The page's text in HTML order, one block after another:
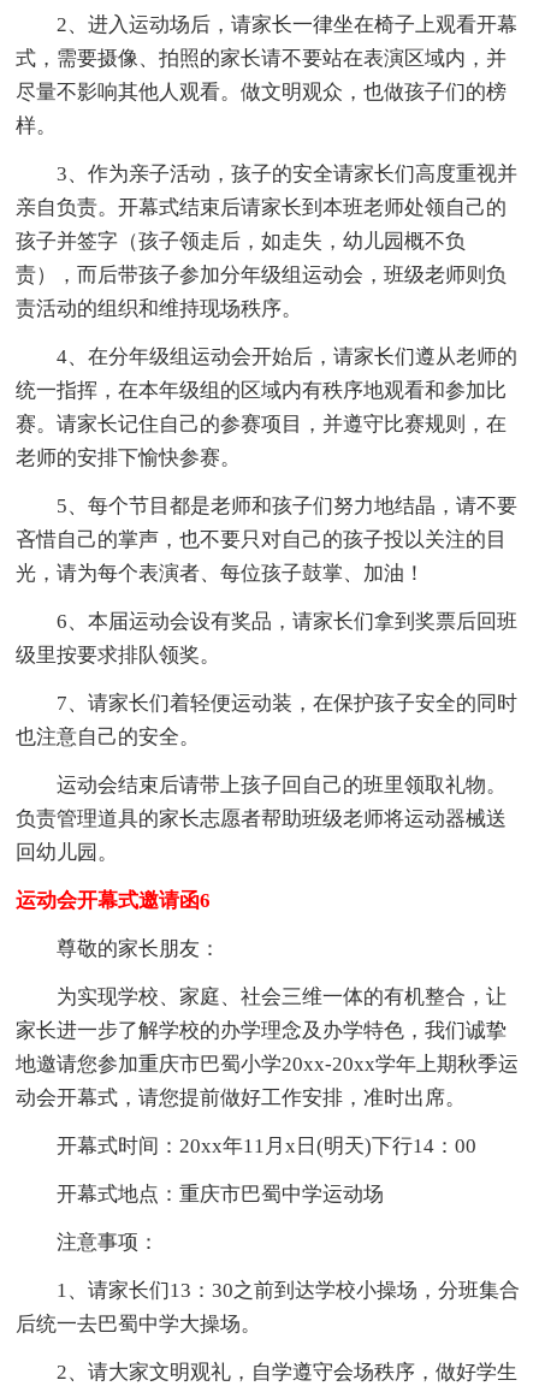
2、进入运动场后，请家长一律坐在椅子上观看开幕
式，需要摄像、拍照的家长请不要站在表演区域内，并
尽量不影响其他人观看。做文明观众，也做孩子们的榜
样。
3、作为亲子活动，孩子的安全请家长们高度重视并
亲自负责。开幕式结束后请家长到本班老师处领自己的
孩子并签字（孩子领走后，如走失，幼儿园概不负
责），而后带孩子参加分年级组运动会，班级老师则负
责活动的组织和维持现场秩序。
4、在分年级组运动会开始后，请家长们遵从老师的
统一指挥，在本年级组的区域内有秩序地观看和参加比
赛。请家长记住自己的参赛项目，并遵守比赛规则，在
老师的安排下愉快参赛。
5、每个节目都是老师和孩子们努力地结晶，请不要
吝惜自己的掌声，也不要只对自己的孩子投以关注的目
光，请为每个表演者、每位孩子鼓掌、加油！
6、本届运动会设有奖品，请家长们拿到奖票后回班
级里按要求排队领奖。
7、请家长们着轻便运动装，在保护孩子安全的同时
也注意自己的安全。
运动会结束后请带上孩子回自己的班里领取礼物。
负责管理道具的家长志愿者帮助班级老师将运动器械送
回幼儿园。
运动会开幕式邀请函6
尊敬的家长朋友：
为实现学校、家庭、社会三维一体的有机整合，让
家长进一步了解学校的办学理念及办学特色，我们诚挚
地邀请您参加重庆市巴蜀小学20xx-20xx学年上期秋季运
动会开幕式，请您提前做好工作安排，准时出席。
开幕式时间：20xx年11月x日(明天)下行14：00
开幕式地点：重庆市巴蜀中学运动场
注意事项：
1、请家长们13：30之前到达学校小操场，分班集合
后统一去巴蜀中学大操场。
2、请大家文明观礼，自学遵守会场秩序，做好学生